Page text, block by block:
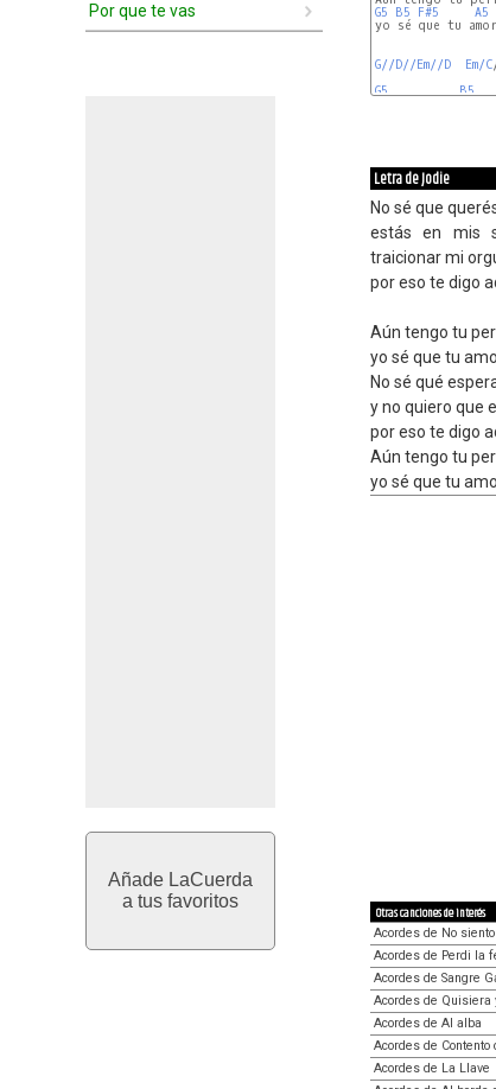
Por que te vas
Añade LaCuerda
a tus favoritos
G5
B5 F#5 A5
yo sé que tu
G//D//Em//D Em/C
G5
B5
Letra de Jodie
No sé que
estás en mis
traicionar mi
por eso te digo
Aún tengo tu
yo sé que tu
No sé qué
y no quiero que
por eso te digo
Aún tengo tu
yo sé que tu
Otras canciones de interés
Acordes de No
Acordes de Perdi la
Acordes de Sangre
Acordes de Quisiera
Acordes de Al alba
Acordes de Contento
Acordes de La Llave